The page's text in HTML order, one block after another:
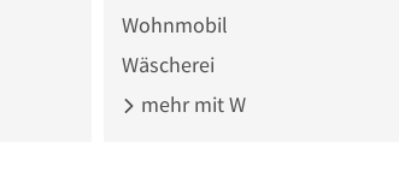
Wohnmobil
Wäscherei
mehr mit W